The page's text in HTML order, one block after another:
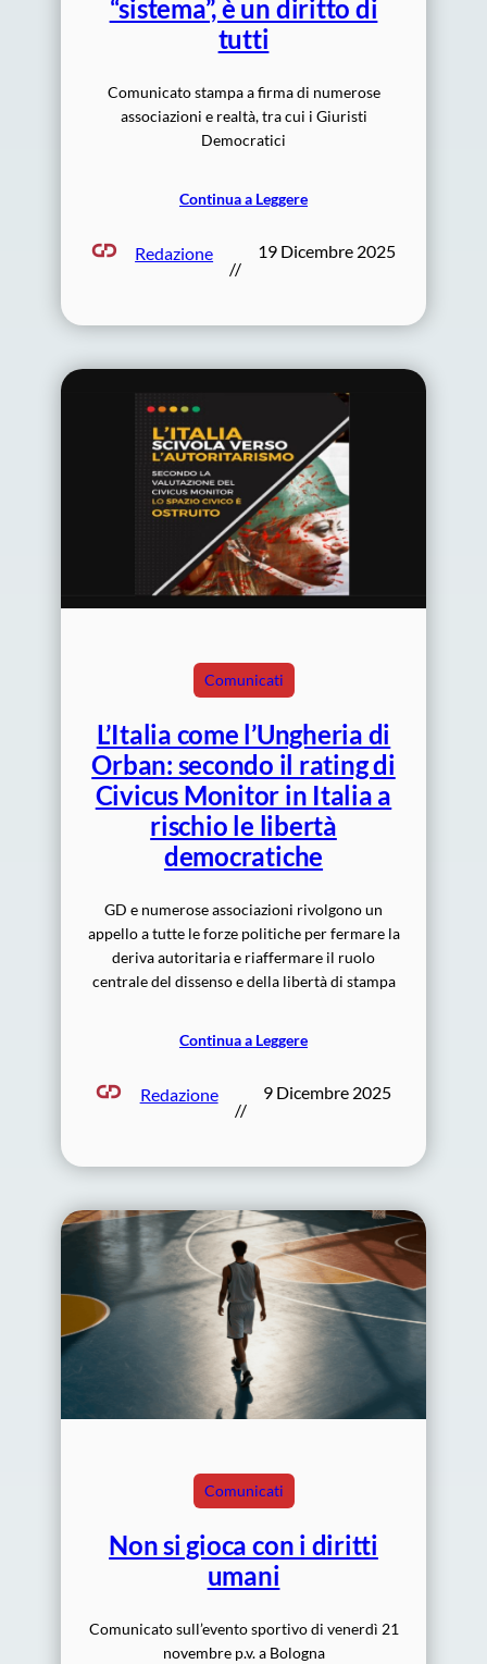
“sistema”, è un diritto di
tutti
Comunicato stampa a firma di numerose
associazioni e realtà, tra cui i Giuristi
Democratici
Continua a Leggere
Redazione
//
19 Dicembre 2025
Comunicati
L’Italia come l’Ungheria di
Orban: secondo il rating di
Civicus Monitor in Italia a
rischio le libertà
democratiche
GD e numerose associazioni rivolgono un
appello a tutte le forze politiche per fermare la
deriva autoritaria e riaffermare il ruolo
centrale del dissenso e della libertà di stampa
Continua a Leggere
Redazione
//
9 Dicembre 2025
Comunicati
Non si gioca con i diritti
umani
Comunicato sull’evento sportivo di venerdì 21
novembre p.v. a Bologna